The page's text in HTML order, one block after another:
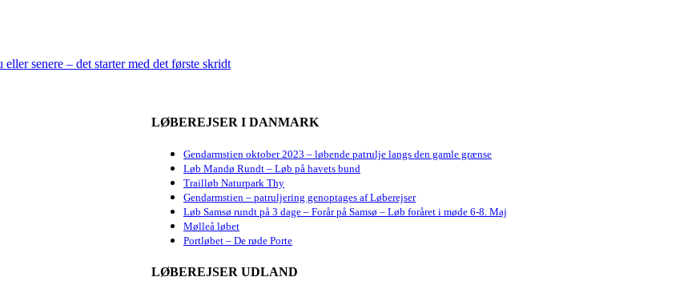
senere – det starter med det første skridt
LØBEREJSER I DANMARK
Gendarmstien oktober 2023 – løbende patrulje langs den gamle grænse
Løb Mandø Rundt – Løb på havets bund
Trailløb Naturpark Thy
Gendarmstien – patruljering genoptages af Løberejser
Løb Samsø rundt på 3 dage – Forår på Samsø – Løb foråret i møde 6-8. Maj
Mølleå løbet
Portløbet – De røde Porte
LØBEREJSER UDLAND